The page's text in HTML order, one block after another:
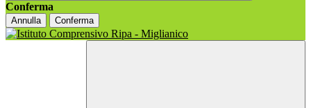
Conferma
Annulla Conferma